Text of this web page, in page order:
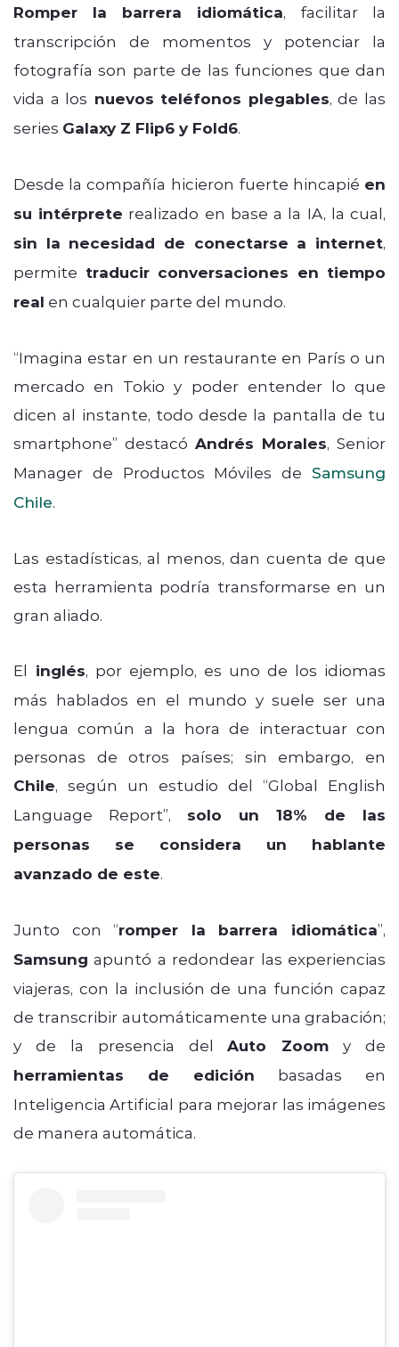
Romper la barrera idiomática, facilitar la
transcripción de momentos y potenciar la
fotografía son parte de las funciones que dan
vida a los nuevos teléfonos plegables, de las
series Galaxy Z Flip6 y Fold6.
Desde la compañía hicieron fuerte hincapié en
su intérprete realizado en base a la IA, la cual,
sin la necesidad de conectarse a internet,
permite traducir conversaciones en tiempo
real en cualquier parte del mundo.
“Imagina estar en un restaurante en París o un
mercado en Tokio y poder entender lo que
dicen al instante, todo desde la pantalla de tu
smartphone” destacó Andrés Morales, Senior
Manager de Productos Móviles de Samsung
Chile.
Las estadísticas, al menos, dan cuenta de que
esta herramienta podría transformarse en un
gran aliado.
El inglés, por ejemplo, es uno de los idiomas
más hablados en el mundo y suele ser una
lengua común a la hora de interactuar con
personas de otros países; sin embargo, en
Chile, según un estudio del “Global English
Language Report”, solo un 18% de las
personas se considera un hablante
avanzado de este.
Junto con “romper la barrera idiomática”,
Samsung apuntó a redondear las experiencias
viajeras, con la inclusión de una función capaz
de transcribir automáticamente una grabación;
y de la presencia delAuto Zoom y de
herramientas de edición basadas en
Inteligencia Artificial para mejorar las imágenes
de manera automática.